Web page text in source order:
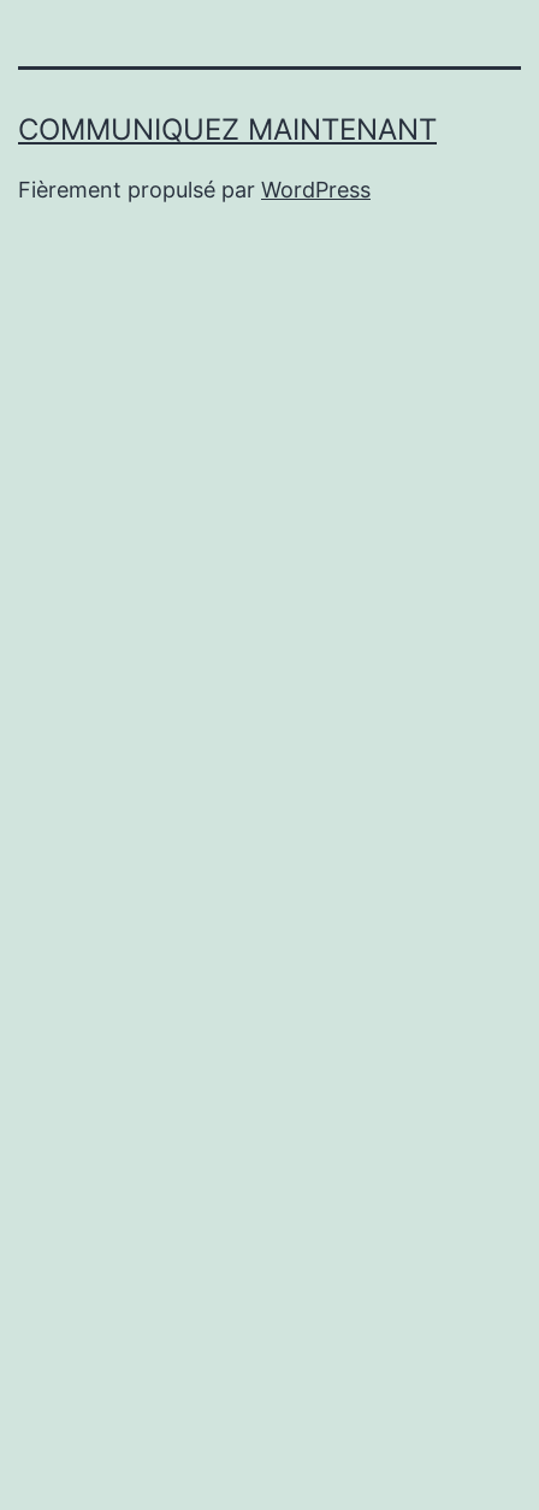
COMMUNIQUEZ MAINTENANT
Fièrement propulsé par WordPress